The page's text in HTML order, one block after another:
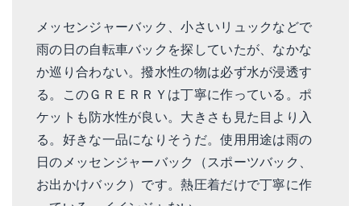
メッセンジャーバック、小さいリュックなどで
雨の日の自転車バックを探していたが、なかな
か巡り合わない。撥水性の物は必ず水が浸透す
る。このＧＲＥＲＲＹは丁寧に作っている。ポ
ケットも防水性が良い。大きさも見た目より入
る。好きな一品になりそうだ。使用用途は雨の
日のメッセンジャーバック（スポーツバック、
お出かけバック）です。熱圧着だけで丁寧に作